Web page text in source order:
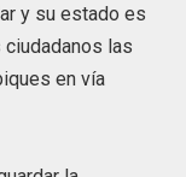
y su estado es
las
en vía